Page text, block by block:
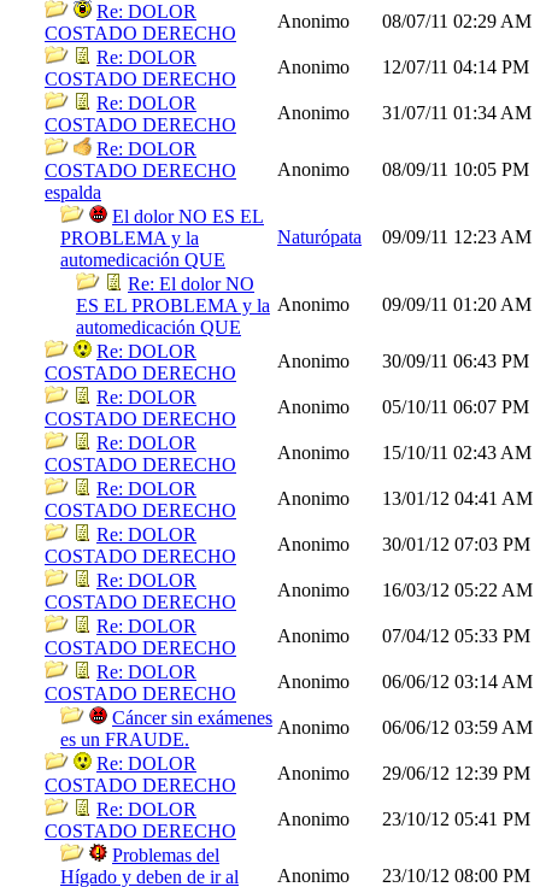
Re: DOLOR
COSTADO DERECHO
Anonimo 08/07/11 02:29 AM
Re: DOLOR
COSTADO DERECHO
Anonimo 12/07/11 04:14 PM
Re: DOLOR
COSTADO DERECHO
Anonimo 31/07/11 01:34 AM
Re: DOLOR
COSTADO DERECHO
espalda
Anonimo 08/09/11 10:05 PM
El dolor NO ES EL
PROBLEMA y la
automedicación QUE
Naturópata 09/09/11 12:23 AM
Re: El dolor NO
ES EL PROBLEMA y la
automedicación QUE
Anonimo 09/09/11 01:20 AM
Re: DOLOR
COSTADO DERECHO
Anonimo 30/09/11 06:43 PM
Re: DOLOR
COSTADO DERECHO
Anonimo 05/10/11 06:07 PM
Re: DOLOR
COSTADO DERECHO
Anonimo 15/10/11 02:43 AM
Re: DOLOR
COSTADO DERECHO
Anonimo 13/01/12 04:41 AM
Re: DOLOR
COSTADO DERECHO
Anonimo 30/01/12 07:03 PM
Re: DOLOR
COSTADO DERECHO
Anonimo 16/03/12 05:22 AM
Re: DOLOR
COSTADO DERECHO
Anonimo 07/04/12 05:33 PM
Re: DOLOR
COSTADO DERECHO
Anonimo 06/06/12 03:14 AM
Cáncer sin exámenes
es un FRAUDE.
Anonimo 06/06/12 03:59 AM
Re: DOLOR
COSTADO DERECHO
Anonimo 29/06/12 12:39 PM
Re: DOLOR
COSTADO DERECHO
Anonimo 23/10/12 05:41 PM
Problemas del
Hígado y deben de ir al
Anonimo 23/10/12 08:00 PM